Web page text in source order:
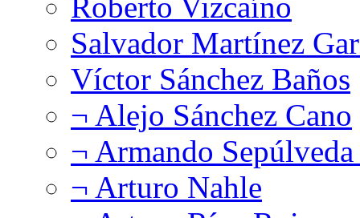
Salvador Martínez
Víctor Sánchez Baños
¬ Alejo Sánchez Cano
¬ Armando
¬ Arturo Nahle